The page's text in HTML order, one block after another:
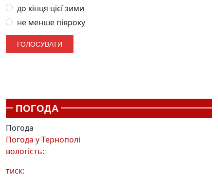
до кінця цієї зими
не менше півроку
ПОГОДА
Погода
Погода уТернополі
вологість:
тиск: